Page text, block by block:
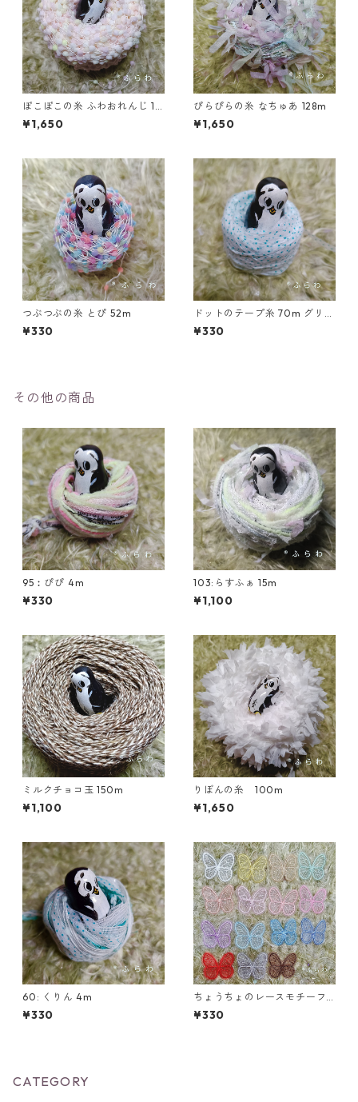
ぽこぽこの糸 ふわおれんじ 15
0m
¥1,650
ぴらぴらの糸 なちゅあ 128m
¥1,650
つぶつぶの糸 とぴ 52m
¥330
ドットのテープ糸 70m グリー
ン
¥330
その他の商品
95︰ぴぴ 4m
¥330
103:らすふぁ 15m
¥1,100
ミルクチョコ玉 150m
¥1,100
りぼんの糸 100m
¥1,650
60: くりん 4m
¥330
ちょうちょのレースモチーフ
各種 5枚入
¥330
CATEGORY